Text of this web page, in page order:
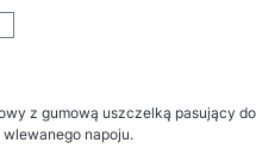
z gumową uszczelką pasujący
wlewanego napoju.